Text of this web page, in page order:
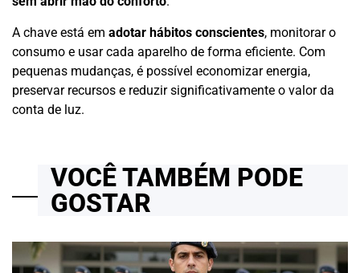
A chave está em adotar hábitos conscientes, monitorar o
consumo e usar cada aparelho de forma eficiente. Com
pequenas mudanças, é possível economizar energia,
preservar recursos e reduzir significativamente o valor da
conta de luz.
VOCÊ TAMBÉM PODE
GOSTAR